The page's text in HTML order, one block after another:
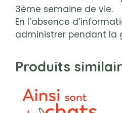
3ème semaine de vie.
En l’absence
administrer pendant la
Produits